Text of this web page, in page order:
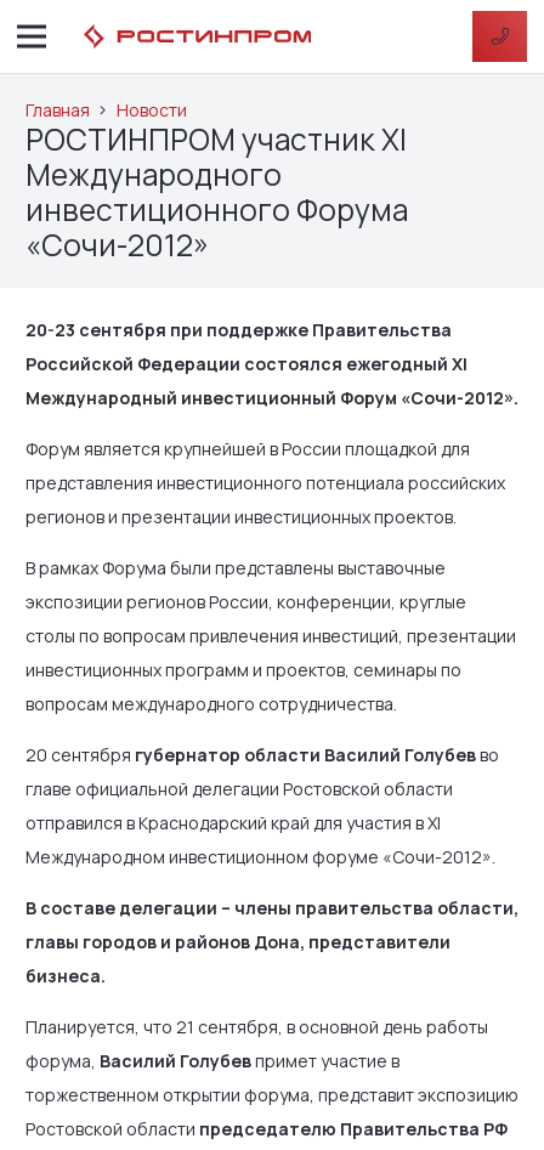
Главная Новости
РОСТИНПРОМ участник XI
Международного
инвестиционного Форума
«Сочи-2012»
20-23 сентября при поддержке Правительства
Российской Федерации состоялся ежегодный XI
Международный инвестиционный Форум «Сочи-2012».
Форум является крупнейшей в России площадкой для
представления инвестиционного потенциала российских
регионов и презентации инвестиционных проектов.
В рамках Форума были представлены выставочные
экспозиции регионов России, конференции, круглые
столы по вопросам привлечения инвестиций, презентации
инвестиционных программ и проектов, семинары по
вопросам международного сотрудничества.
20 сентября губернатор области Василий Голубевво
главе официальной делегации Ростовской области
отправился в Краснодарский край для участия в XI
Международном инвестиционном форуме «Сочи-2012».
В составе делегации – члены правительства области,
главы городов и районов Дона, представители
бизнеса.
Планируется, что 21 сентября, в основной день работы
форума, Василий Голубевпримет участие в
торжественном открытии форума, представит экспозицию
Ростовской области председателю Правительства РФ